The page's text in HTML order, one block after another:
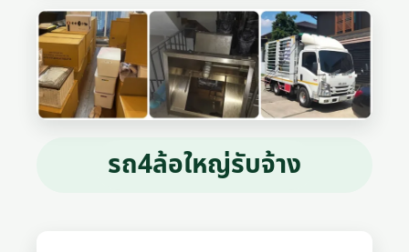
รถ4ล้อใหญ่รับจ้าง